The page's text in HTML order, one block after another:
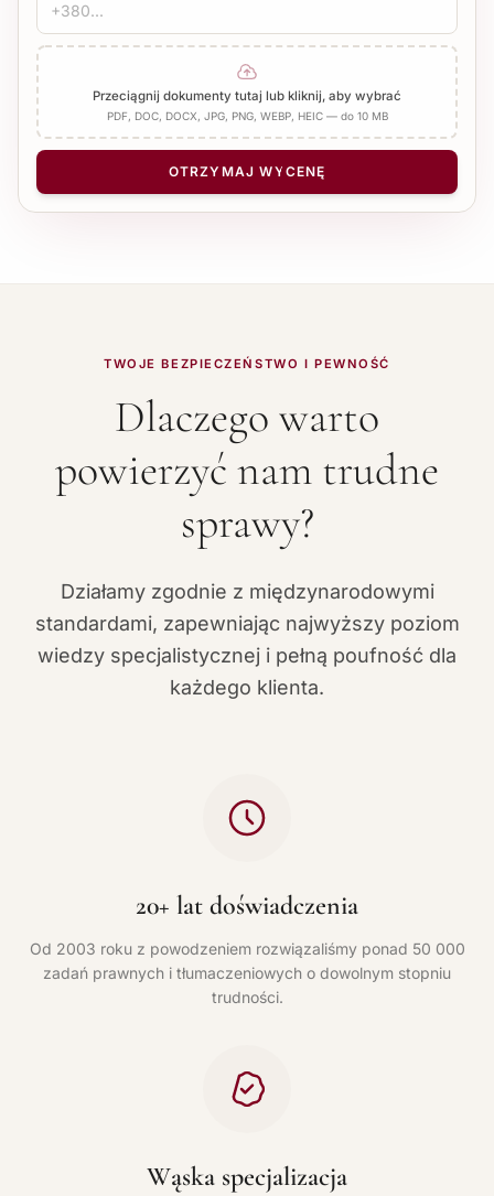
POŚWIADCZENIE
Pieczęć biura Notariusz
Dodaj Apostille
LICZBA STRON
Przeciągnij dokumenty tutaj lub kliknij, aby wybrać
PDF, DOC, DOCX, JPG, PNG, WEBP, HEIC — do 10 MB
OTRZYMAJ WYCENĘ
TWOJE BEZPIECZEŃSTWO I PEWNOŚĆ
Dlaczego warto
powierzyć nam trudne
sprawy?
Działamy zgodnie z międzynarodowymi
standardami, zapewniając najwyższy poziom
wiedzy specjalistycznej i pełną poufność dla
każdego klienta.
20+ lat doświadczenia
Od 2003 roku z powodzeniem rozwiązaliśmy ponad 50 000
zadań prawnych i tłumaczeniowych o dowolnym stopniu
trudności.
Wąska specjalizacja